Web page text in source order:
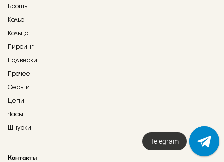
Брошь
Колье
Кольца
Пирсинг
Подвески
Прочее
Серьги
Цепи
Часы
Шнурки
Контакты
Telegram